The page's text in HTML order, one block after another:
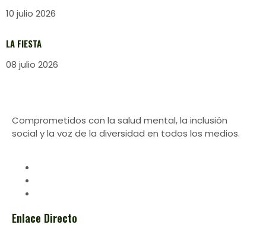
10 julio 2026
LA FIESTA
08 julio 2026
Comprometidos con la salud mental, la inclusión
social y la voz de la diversidad en todos los medios.
Enlace Directo